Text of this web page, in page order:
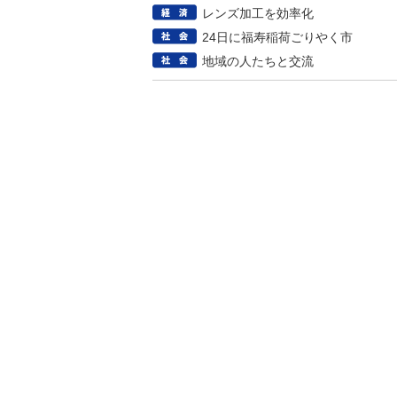
レンズ加工を効率化
24日に福寿稲荷ごりやく市
地域の人たちと交流